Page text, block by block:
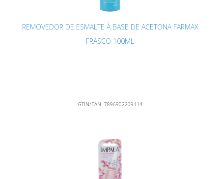
REMOVEDOR DE ESMALTE À BASE DE ACETONA FARMAX
FRASCO 100ML
GTIN/EAN: 7896902209114